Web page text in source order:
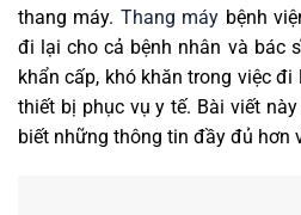
thang máy. Thang máy bệnh
đi lại cho cả bệnh nhân và bác
khẩn cấp, khó khăn trong việc
thiết bị phục vụ y tế. Bài viết
biết những thông tin đầy đủ hơn